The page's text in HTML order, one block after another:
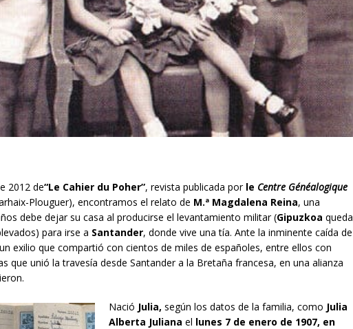
2012 de“Le Cahier du Poher”, revista publicada por le Centre Généalogique
Plouguer), encontramos el relato de M.ª Magdalena Reina, una
debe dejar su casa al producirse el levantamiento militar (Gipuzkoa queda
para irse a Santander, donde vive una tía. Ante la inminente caída de
exilio que compartió con cientos de miles de españoles, entre ellos con
que unió la travesía desde Santander a la Bretaña francesa, en una alianza
Nació Julia, según los datos de la familia, como Julia
Alberta Juliana el lunes 7 de enero de 1907, en